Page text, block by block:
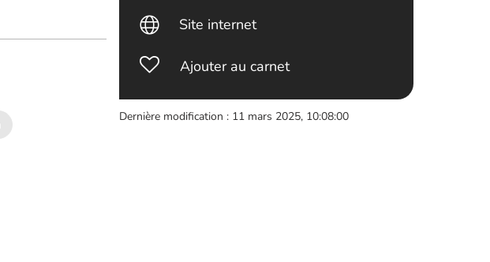
Site internet
Ajouter au carnet
Dernière modification : 11 mars 2025, 10:08:00